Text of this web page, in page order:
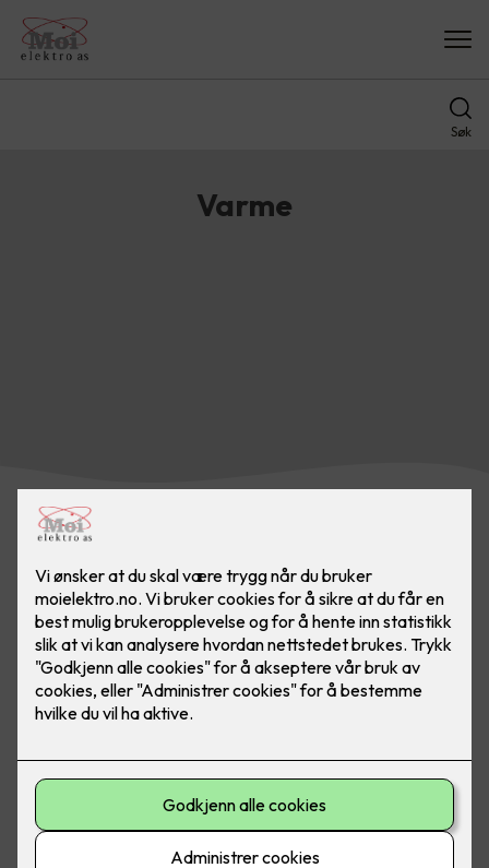
Søk
Varme
Strømsparing trenger ikke bety
iskaldt hus.
I norske hjem går rundt 60 prosent av strømforbruket til
oppvarming. Ved å bytte ut gamle varmekilder med nye, kan
du gjøre store kutt i strømregninga – uten å fryse!
Gamle panelovner har dårlige reguleringsegenskaper. Det
betyr at det er vanskelig å bruke dem på en energieffektiv
for når de står på. Ved å skru ned temperaturen med bare
én grad, sparer du fem prosent strøm. Våre panelovner har
termostater som gir deg akkurat den temperaturen du
trenger for å ha det behagelig inne, samtidig som de kan
skrus ned når du sover eller er ute.